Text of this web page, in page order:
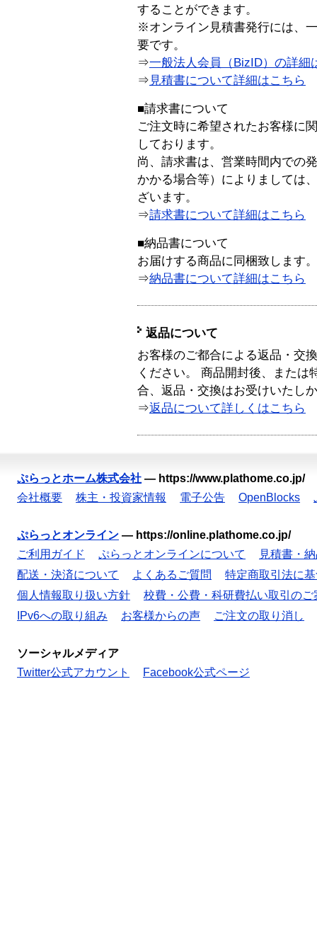
することができます。
※オンライン見積書発行には、
要です。
⇒一般法人会員（BizID）の詳細
⇒ 見積書について詳細はこちら
■請求書について
ご注文時に希望されたお客様に
しております。
尚、請求書は、営業時間内での
かかる場合等）によりましては
ざいます。
⇒請求書について詳細はこちら
■納品書について
お届けする商品に同梱致します。
⇒納品書について詳細はこちら
返品について
お客様のご都合による返品・交
ください。 商品開封後、または
合、返品・交換はお受けいたし
⇒返品について詳しくはこちら
ぷらっとホーム株式会社 — https://www.plathome.co.jp/
会社概要
株主・投資家情報 電子公告 OpenBlocks
ぷらっとオンライン — https://online.plathome.co.jp/
ご利用ガイド
ぷらっとオンラインについて
見積書・
配送・決済について
よくあるご質問
特定商取引法に
個人情報取り扱い方針
校費・公費・科研費払い取引のご
IPv6への取り組み
お客様からの声 ご注文の取り消し
ソーシャルメディア
Twitter公式アカウント
Facebook公式ページ